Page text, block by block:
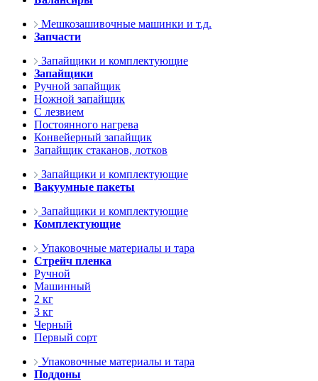
Мешкозашивочные машинки и т.д.
Запчасти
Запайщики и комплектующие
Запайщики
Ручной запайщик
Ножной запайщик
С лезвием
Постоянного нагрева
Конвейерный запайщик
Запайщик стаканов, лотков
Запайщики и комплектующие
Вакуумные пакеты
Запайщики и комплектующие
Комплектующие
Упаковочные материалы и тара
Стрейч пленка
Ручной
Машинный
2 кг
3 кг
Черный
Первый сорт
Упаковочные материалы и тара
Поддоны